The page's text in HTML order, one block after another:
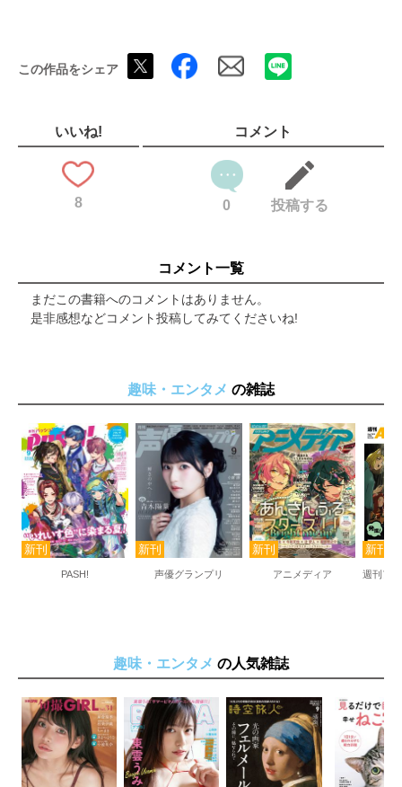
文房具ZINE図書館
卓上収納賞
ポーチ&バッグ賞
ファイル賞
ファクトリー文房具
伝える・残す部門
ノート賞
スタンプ賞
ハサミ賞
カッター賞
審査員特別賞
THE 文具人
399名様にドーンとプレゼント!
裏表紙
この作品をシェア
いいね!
8
コメント
0 投稿する
コメント一覧
まだこの書籍へのコメントはありません。
是非感想などコメント投稿してみてくださいね!
趣味・エンタメ の雑誌
PASH! 声優グランプリ アニメディア 週刊ア
趣味・エンタメ の人気雑誌